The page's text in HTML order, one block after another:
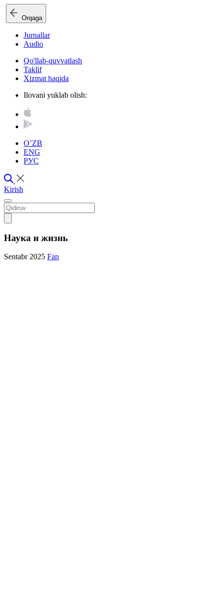
Orqaga
Jurnallar
Audio
Qo'llab-quvvatlash
Taklif
Xizmat haqida
Ilovani yuklab olish:
O’ZB
ENG
РУС
Kirish
Наука и жизнь
Sentabr 2025 Fan